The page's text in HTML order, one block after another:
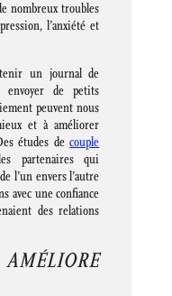
nombreux troubles
l’anxiété et
un journal de
envoyer de petits
peuvent nous
et à améliorer
études decouple
partenaires qui
l’un envers l’autre
avec une confiance
des relations